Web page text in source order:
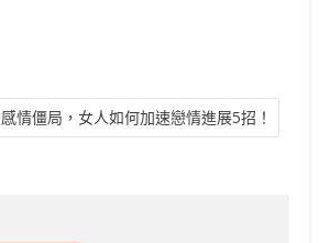
情僵局，女人如何加速戀情進展5招！